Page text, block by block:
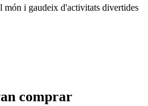
i gaudeix d'activitats divertides
comprar